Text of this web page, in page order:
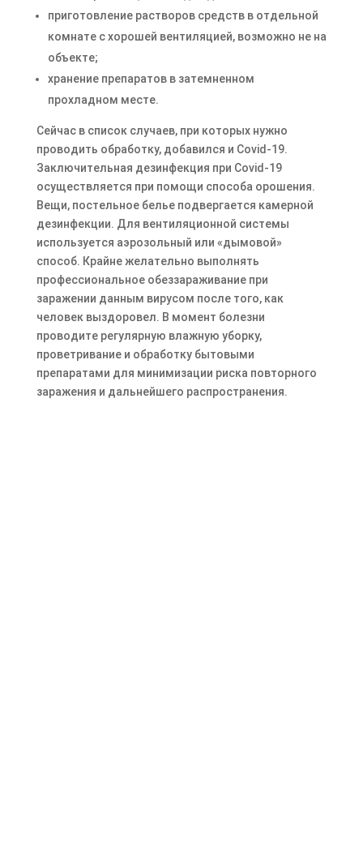
приготовление растворов средств в отдельной
комнате с хорошей вентиляцией, возможно не на
объекте;
хранение препаратов в затемненном
прохладном месте.
Сейчас в список случаев, при которых нужно
проводить обработку, добавился и Covid-19.
Заключительная дезинфекция при Covid-19
осуществляется при помощи способа орошения.
Вещи, постельное белье подвергается камерной
дезинфекции. Для вентиляционной системы
используется аэрозольный или «дымовой»
способ. Крайне желательно выполнять
профессиональное обеззараживание при
заражении данным вирусом после того, как
человек выздоровел. В момент болезни
проводите регулярную влажную уборку,
проветривание и обработку бытовыми
препаратами для минимизации риска повторного
заражения и дальнейшего распространения.